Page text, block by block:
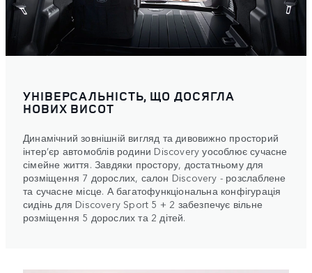
УНІВЕРСАЛЬНІСТЬ, ЩО ДОСЯГЛА
НОВИХ ВИСОТ
Динамічний зовнішній вигляд та дивовижно просторий
інтер’єр автомоблів родини Discovery уособлює сучасне
сімейне життя. Завдяки простору, достатньому для
розміщення 7 дорослих, салон Discovery - розслаблене
та сучасне місце. А багатофункціональна конфігурація
сидінь для Discovery Sport 5 + 2 забезпечує вільне
розміщення 5 дорослих та 2 дітей.